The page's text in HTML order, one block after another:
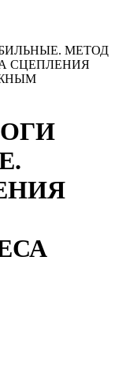
МЕТОД
СЦЕПЛЕНИЯ